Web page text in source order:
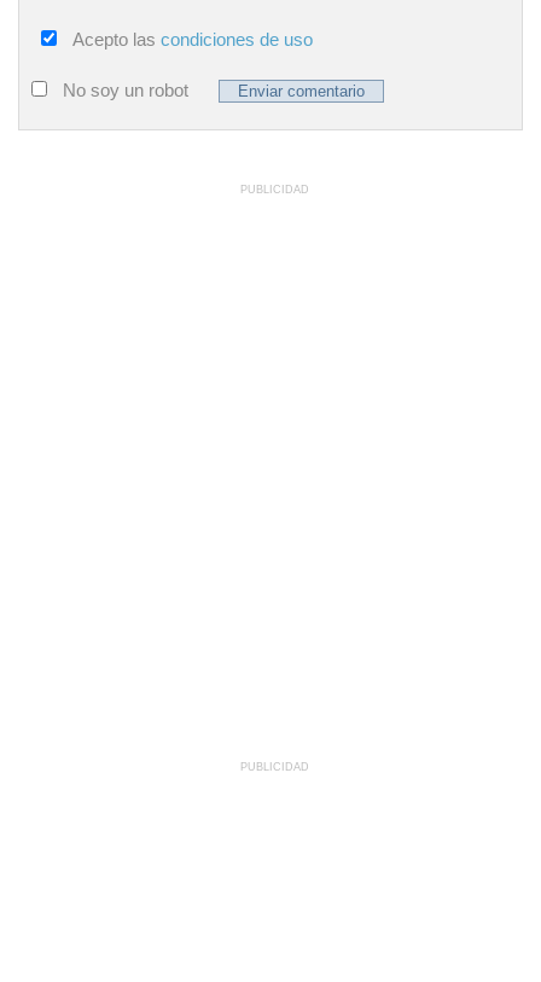
Acepto las condiciones de uso
No soy un robot
PUBLICIDAD
PUBLICIDAD